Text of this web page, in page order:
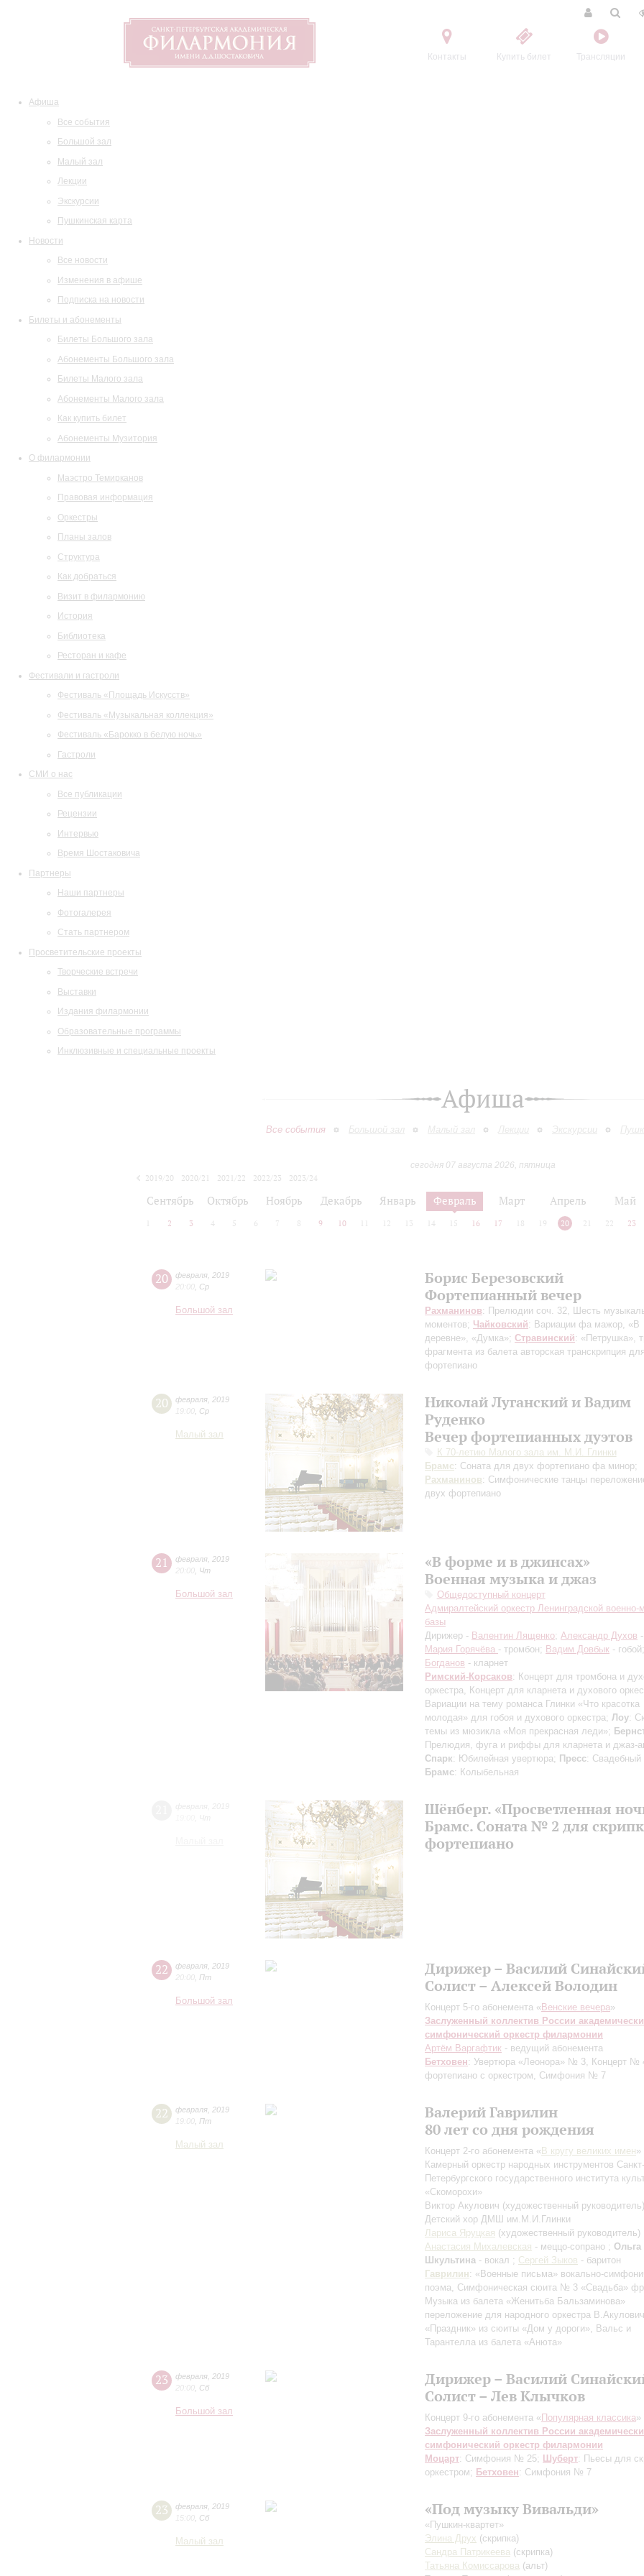
Контакты Купить билет Трансляции
Афиша
Все события
Большой зал
Малый зал
Лекции
Экскурсии
Пушкинская карта
Новости
Все новости
Изменения в афише
Подписка на новости
Билеты и абонементы
Билеты Большого зала
Абонементы Большого зала
Билеты Малого зала
Абонементы Малого зала
Как купить билет
Абонементы Музитория
О филармонии
Маэстро Темирканов
Правовая информация
Оркестры
Планы залов
Структура
Как добраться
Визит в филармонию
История
Библиотека
Ресторан и кафе
Фестивали и гастроли
Фестиваль «Площадь Искусств»
Фестиваль «Музыкальная коллекция»
Фестиваль «Барокко в белую ночь»
Гастроли
СМИ о нас
Все публикации
Рецензии
Интервью
Время Шостаковича
Партнеры
Наши партнеры
Фотогалерея
Стать партнером
Просветительские проекты
Творческие встречи
Выставки
Издания филармонии
Образовательные программы
Инклюзивные и специальные проекты
Афиша
Все события Большой зал Малый зал Лекции Экскурсии
сегодня 07 августа 2026, пятница
2019/20
2020/21 2021/22 2022/23
2023/24
Сентябрь Октябрь Ноябрь Декабрь Январь Февраль Март Апрель Май
2 3 4 5 6 7 8 9 10 12 13 14 15 16 17 18 19 20 21 22 23
20 февраля 2019
20:00 Ср
Большой зал
Борис Березовский
Фортепианный вечер
Рахманинов: Прелюдии соч. 32, Шесть
моментов; Чайковский: Вариации фа мажор, «В
деревне», «Думка»; Стравинский: «Петрушка»,
фрагмента из балета авторская транскрипция для
фортепиано
20 февраля 2019
19:00 Ср
Малый зал
Николай Луганский и Вадим
Руденко
Вечер фортепианных дуэтов
К 70-летию Малого зала им. М.И. Глинки
Брамс: Соната для двух фортепиано фа минор;
Рахманинов: Симфонические танцы
двух фортепиано
21 февраля 2019
20:00 Чт
Большой зал
«В форме и в джинсах»
Военная музыка и джаз
Общедоступный концерт
Адмиралтейский оркестр Ленинградской военно-
базы
Дирижер - Валентин Лященко; Александр Духов
Мария Горячёва - тромбон; Вадим Довбык - гобой;
Богданов - кларнет
Римский-Корсаков: Концерт для тромбона и
оркестра, Концерт для кларнета и духового
Вариации на тему романса Глинки «Что красотка
молодая» для гобоя и духового оркестра; Лоу:
темы из мюзикла «Моя прекрасная леди»;
Прелюдия, фуга и риффы для кларнета и джаз-
Спарк: Юбилейная увертюра; Пресс: Свадебный
Брамс: Колыбельная
Шёнберг. «Просветленная
Брамс. Соната № 2 для
фортепиано
22 февраля 2019
20:00 Пт
Большой зал
Дирижер – Василий
Солист – Алексей Володин
Концерт 5-го абонемента « Венские вечера»
Заслуженный коллектив России
симфонический оркестр филармонии
Артём Варгафтик - ведущий абонемента
Бетховен: Увертюра «Леонора» № 3, Концерт №
фортепиано с оркестром, Симфония № 7
22 февраля 2019
19:00 Пт
Малый зал
Валерий Гаврилин
80 лет со дня рождения
Концерт 2-го абонемента « В кругу великих имен»
Камерный оркестр народных инструментов Санкт-
Петербургского государственного института
«Скоморохи»
Виктор Акулович (художественный руководитель)
Детский хор ДМШ им.М.И.Глинки
Лариса Яруцкая (художественный руководитель)
Анастасия Михалевская - меццо-сопрано ; Ольга
Шкультина - вокал ; Сергей Зыков - баритон
Гаврилин: «Военные письма» вокально-
поэма, Симфоническая сюита № 3 «Свадьба»
Музыка из балета «Женитьба Бальзаминова»
переложение для народного оркестра
«Праздник» из сюиты «Дом у дороги», Вальс и
Тарантелла из балета «Анюта»
23 февраля 2019
20:00 Сб
Большой зал
Дирижер – Василий
Солист – Лев Клычков
Концерт 9-го абонемента « Популярная классика»
Заслуженный коллектив России
симфонический оркестр филармонии
Моцарт: Симфония № 25; Шуберт: Пьесы для
оркестром; Бетховен: Симфония № 7
23 февраля 2019
15:00 Сб
Малый зал
«Под музыку Вивальди»
«Пушкин-квартет»
Элина Друх (скрипка)
Сандра Патрикеева (скрипка)
Татьяна Комиссарова (альт)